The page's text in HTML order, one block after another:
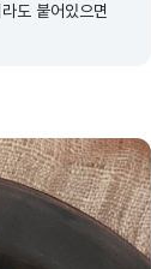
도 붙어있으면